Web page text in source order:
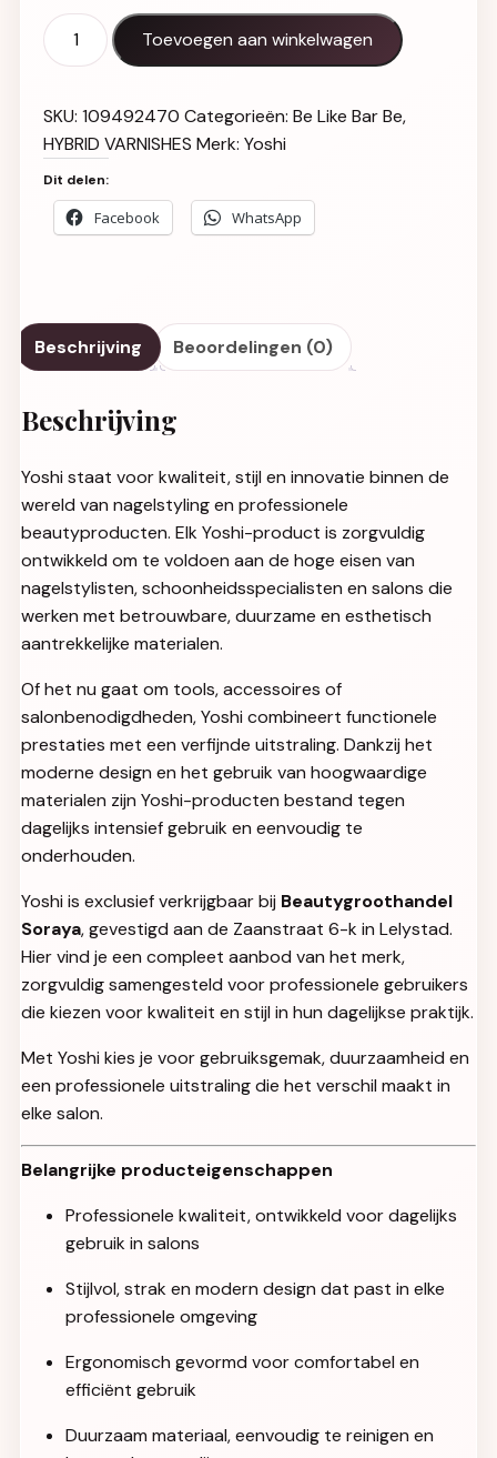
Gel Polish UV LED Be like Summer - 221 aantal
Toevoegen aan winkelwagen
SKU: 109492470 Categorieën: Be Like Bar Be,
HYBRID VARNISHES Merk: Yoshi
Dit delen:
Facebook WhatsApp
Beschrijving Beoordelingen (0)
Beschrijving
Yoshi staat voor kwaliteit, stijl en innovatie binnen de
wereld van nagelstyling en professionele
beautyproducten. Elk Yoshi-product is zorgvuldig
ontwikkeld om te voldoen aan de hoge eisen van
nagelstylisten, schoonheidsspecialisten en salons die
werken met betrouwbare, duurzame en esthetisch
aantrekkelijke materialen.
Of het nu gaat om tools, accessoires of
salonbenodigdheden, Yoshi combineert functionele
prestaties met een verfijnde uitstraling. Dankzij het
moderne design en het gebruik van hoogwaardige
materialen zijn Yoshi-producten bestand tegen
dagelijks intensief gebruik en eenvoudig te
onderhouden.
Yoshi is exclusief verkrijgbaar bij Beautygroothandel
Soraya, gevestigd aan de Zaanstraat 6-k in Lelystad.
Hier vind je een compleet aanbod van het merk,
zorgvuldig samengesteld voor professionele gebruikers
die kiezen voor kwaliteit en stijl in hun dagelijkse praktijk.
Met Yoshi kies je voor gebruiksgemak, duurzaamheid en
een professionele uitstraling die het verschil maakt in
elke salon.
Belangrijke producteigenschappen
Professionele kwaliteit, ontwikkeld voor dagelijks
gebruik in salons
Stijlvol, strak en modern design dat past in elke
professionele omgeving
Ergonomisch gevormd voor comfortabel en
efficiënt gebruik
Duurzaam materiaal, eenvoudig te reinigen en